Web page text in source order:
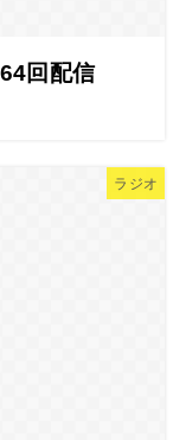
回配信
ラジオ